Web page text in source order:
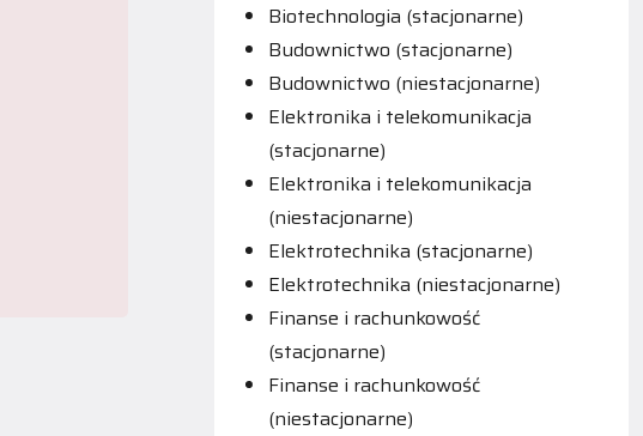
Biotechnologia (stacjonarne)
Budownictwo (stacjonarne)
Budownictwo (niestacjonarne)
Elektronika i telekomunikacja
(stacjonarne)
Elektronika i telekomunikacja
(niestacjonarne)
Elektrotechnika (stacjonarne)
Elektrotechnika (niestacjonarne)
Finanse i rachunkowość
(stacjonarne)
Finanse i rachunkowość
(niestacjonarne)